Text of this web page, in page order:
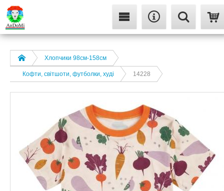
Хлопчики 98см-158см
Кофти, світшоти, футболки, худі 14228